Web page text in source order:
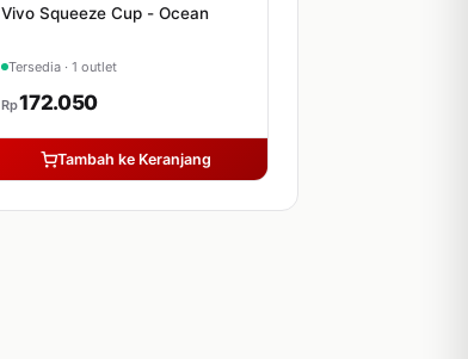
Vivo Squeeze Cup - Ocean
Tersedia · 1 outlet
Rp172.050
Tambah ke Keranjang